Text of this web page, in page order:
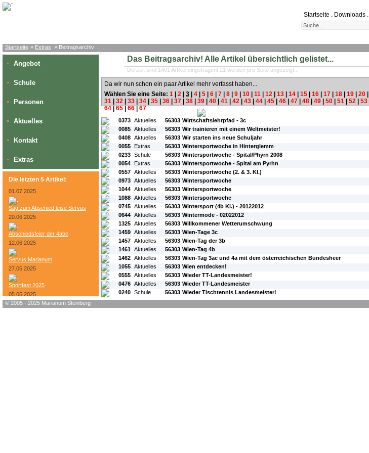
Startseite . Downloads .
Startseite » Extras » Beitragsarchiv
» Angebot
» Schule
» Personen
» Aktuelles
» Kontakt
» Extras
Die letzten 5 Artikel:
01.07.2025
Sag zum Abschied leise Servus
20.06.2025
Abschiedsfeier der 4abc
12.06.2025
Servus Marianum
27.05.2025
Sportfest 2025
05.05.2025
Das Beitragsarchiv! Alle Artikel übersichtlich gelistet...
Derzeit sind 1401 Artikel eingetragen! 21 werden pro Seite angezeigt...
Da wir nun schon ein paar Artikel mehr verfasst haben...
Wählen Sie eine Seite: 1 2 3 4 5 6 7 8 9 10 11 12 13 14 15 16 17 18 19 20
31
32 33 34 35 36 37 38 39 40 41 42 43 44 45 46 47 48 49 50 51 52 53
64|65|66|67
#L: #ID: #Rubrik:
0373 Aktuelles 56303 Wirtschaftslehrpfad - 3c
0085 Aktuelles 56303 Wir trainieren mit einem Weltmeister!
0408 Aktuelles 56303 Wir starten ins neue Schuljahr
0055 Extras 56303 Wintersportwoche in Hinterglemm
0233 Schule 56303 Wintersportwoche - Spital/Phyrn 2008
0054 Extras 56303 Wintersportwoche - Spital am Pyrhn
0557 Aktuelles 56303 Wintersportwoche (2. & 3. Kl.)
0973 Aktuelles 56303 Wintersportwoche
1044 Aktuelles 56303 Wintersportwoche
1088 Aktuelles 56303 Wintersportwoche
0745 Aktuelles 56303 Wintersport (4b Kl.) - 20122012
0644 Aktuelles 56303 Wintermode - 02022012
1325 Aktuelles 56303 Willkommener Wetterumschwung
1459 Aktuelles 56303 Wien-Tage 3c
1457 Aktuelles 56303 Wien-Tag der 3b
1461 Aktuelles 56303 Wien-Tag 4b
1462 Aktuelles 56303 Wien-Tag 3ac und 4a mit dem österreichischen Bundesheer
1055 Aktuelles 56303 Wien entdecken!
0555 Aktuelles 56303 Wieder TT-Landesmeister!
0476 Aktuelles 56303 Wieder TT-Landesmeister
0240 Schule 56303 Wieder Tischtennis Landesmeister!
© 2005 - 2025 Marianum Steinberg